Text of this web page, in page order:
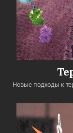
Новые подходы к